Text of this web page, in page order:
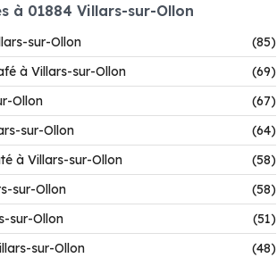
à 01884 Villars-sur-Ollon
sur-Ollon
(85)
à Villars-sur-Ollon
(69)
Ollon
(67)
sur-Ollon
(64)
à Villars-sur-Ollon
(58)
sur-Ollon
(58)
sur-Ollon
(51)
sur-Ollon
(48)